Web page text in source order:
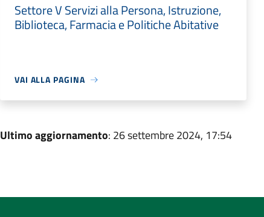
Settore V Servizi alla Persona, Istruzione,
Biblioteca, Farmacia e Politiche Abitative
VAI ALLA PAGINA
Ultimo aggiornamento: 26 settembre 2024, 17:54